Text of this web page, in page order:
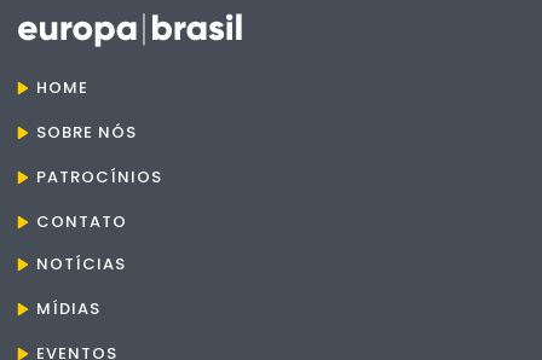
HOME
SOBRE NÓS
PATROCÍNIOS
CONTATO
NOTÍCIAS
MÍDIAS
EVENTOS